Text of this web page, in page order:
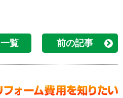
一覧 前の記事